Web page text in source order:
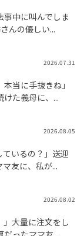
事中に叫んでしま
んの優しい...
2026.07.31
当に手抜きね」
た義母に、...
2026.08.05
ているの？」送迎
友に、私が...
2026.08.02
」大量に注文をし